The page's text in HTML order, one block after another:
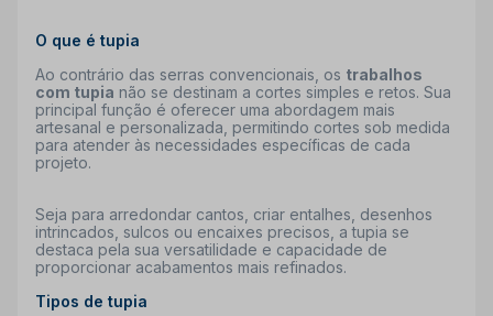
O que é tupia
Ao contrário das serras convencionais, os trabalhos
com tupia não se destinam a cortes simples e retos. Sua
principal função é oferecer uma abordagem mais
artesanal e personalizada, permitindo cortes sob medida
para atender às necessidades específicas de cada
projeto.
Seja para arredondar cantos, criar entalhes, desenhos
intrincados, sulcos ou encaixes precisos, a tupia se
destaca pela sua versatilidade e capacidade de
proporcionar acabamentos mais refinados.
Tipos de tupia